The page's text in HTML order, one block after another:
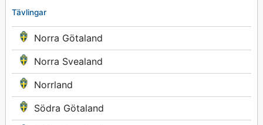
Tävlingar
Norra Götaland
Norra Svealand
Norrland
Södra Götaland